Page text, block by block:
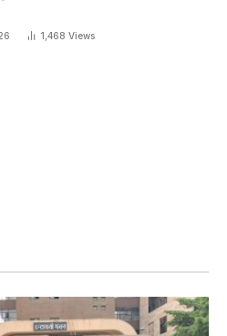
1,468 Views